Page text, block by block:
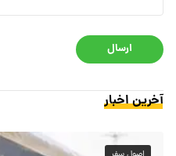
ارسال
آخرین اخبار